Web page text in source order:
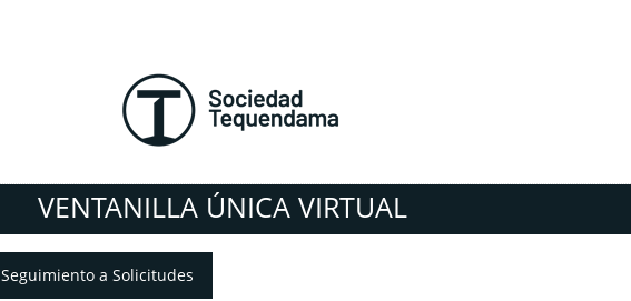
VENTANILLA ÚNICA VIRTUAL
Seguimiento a Solicitudes